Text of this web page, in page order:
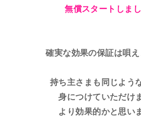
無償スタートしま
確実な効果の保証は唄
持ち主さまも同じよう
身につけていただけ
より効果的かと思い